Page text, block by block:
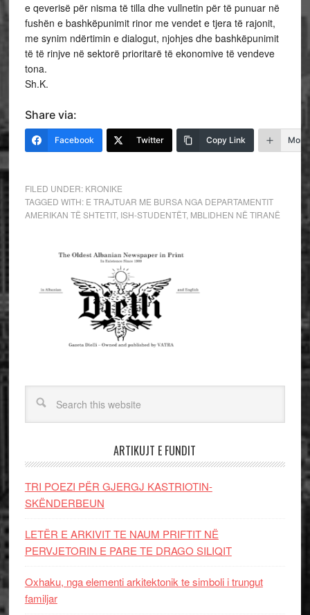
e qeverisë për nisma të tilla dhe vullnetin për të punuar në
fushën e bashkëpunimit rinor me vendet e tjera të rajonit,
me synim ndërtimin e dialogut, njohjes dhe bashkëpunimit
të të rinjve në sektorë prioritarë të ekonomive të vendeve
tona.
Sh.K.
Share via:
Facebook Twitter Copy Link More
FILED UNDER: KRONIKE
TAGGED WITH: E TRAJTUAR ME BURSA NGA DEPARTAMENTIT
AMERIKAN TË SHTETIT, ISH-STUDENTËT, MBLIDHEN NË TIRANË
ARTIKUJT E FUNDIT
TRI POEZI PËR GJERGJ KASTRIOTIN-
SKËNDERBEUN
LETËR E ARKIVIT TE NAUM PRIFTIT NË
PERVJETORIN E PARE TE DRAGO SILIQIT
Oxhaku, nga elementi arkitektonik te simboli i trungut
familjar